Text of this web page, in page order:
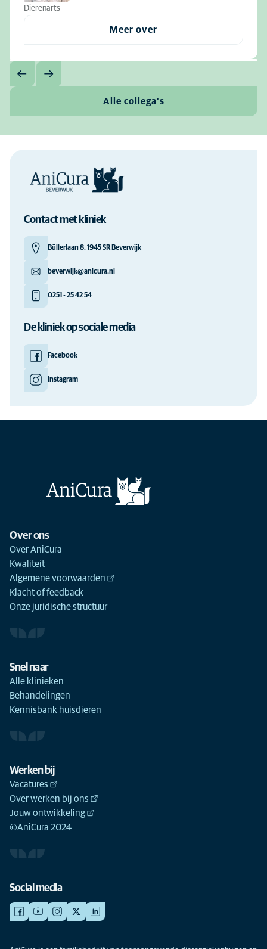
Dierenarts
Meer over
Alle collega's
Contact met kliniek
Büllerlaan 8, 1945 SR Beverwijk
beverwijk@anicura.nl
0251 - 25 42 54
De kliniek op sociale media
Facebook
Instagram
Over ons
Over AniCura
Kwaliteit
Algemene voorwaarden
Klacht of feedback
Onze juridische structuur
Snel naar
Alle klinieken
Behandelingen
Kennisbank huisdieren
Werken bij
Vacatures
Over werken bij ons
Jouw ontwikkeling
©AniCura 2024
Social media